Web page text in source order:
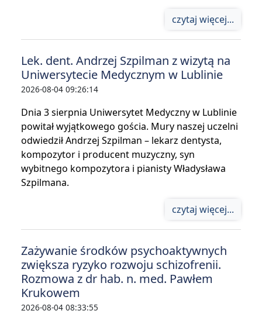
czytaj więcej...
Lek. dent. Andrzej Szpilman z wizytą na
Uniwersytecie Medycznym w Lublinie
2026-08-04 09:26:14
Dnia 3 sierpnia Uniwersytet Medyczny w Lublinie
powitał wyjątkowego gościa. Mury naszej uczelni
odwiedził Andrzej Szpilman – lekarz dentysta,
kompozytor i producent muzyczny, syn
wybitnego kompozytora i pianisty Władysława
Szpilmana.
czytaj więcej...
Zażywanie środków psychoaktywnych
zwiększa ryzyko rozwoju schizofrenii.
Rozmowa z dr hab. n. med. Pawłem
Krukowem
2026-08-04 08:33:55